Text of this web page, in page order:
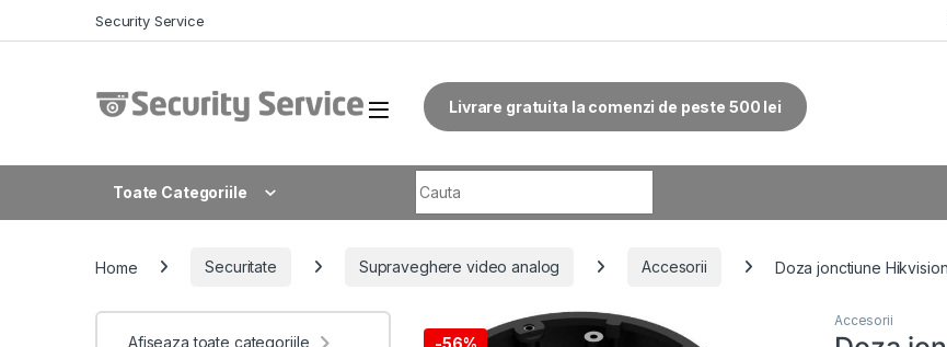
Security Service
Livrare gratuita la comenzi de peste 500 lei
Toate Categoriile
Home Securitate Supraveghere video analog Accesorii Doza jonctiune
Accesorii
Afiseaza toate categoriile